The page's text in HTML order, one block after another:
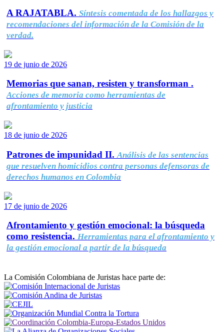
A RAJATABLA. Síntesis comentada de los hallazgos y
recomendaciones del información de la Comisión de la
verdad.
19 de junio de 2026
Memorias que sanan, resisten y transforman .
Acciones de memoria como herramientas de
afrontamiento y justicia
18 de junio de 2026
Patrones de impunidad II. Análisis de las sentencias
que resuelven homicidios contra personas defensoras de
derechos humanos en Colombia
17 de junio de 2026
Afrontamiento y gestión emocional: la búsqueda
como resistencia. Herramientas para el afrontamiento y
la gestión emocional a partir de la búsqueda
La Comisión Colombiana de Juristas hace parte de: